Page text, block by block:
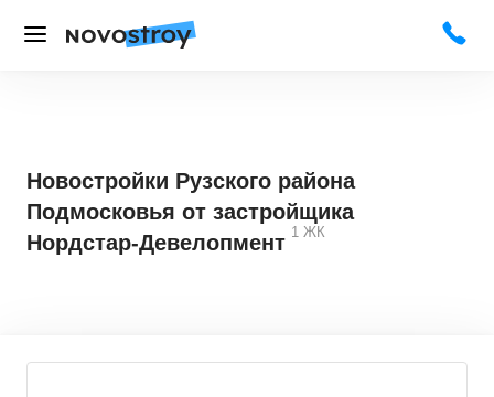
Новостройки Рузского района
Подмосковья от застройщика
Нордстар-Девелопмент 1 ЖК